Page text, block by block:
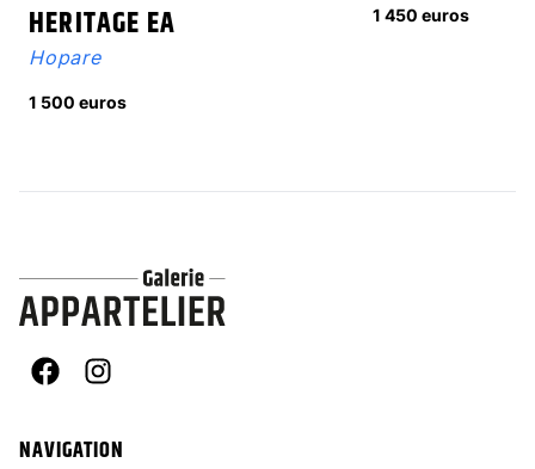
HERITAGE EA
Hopare
1 500 euros
1 450 euros
FacebookInstagram
NAVIGATION